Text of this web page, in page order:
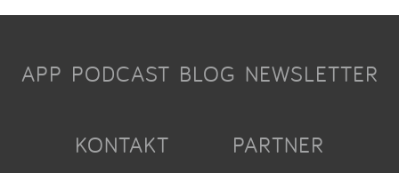
APP PODCAST BLOG NEWSLETTER
KONTAKT PARTNER